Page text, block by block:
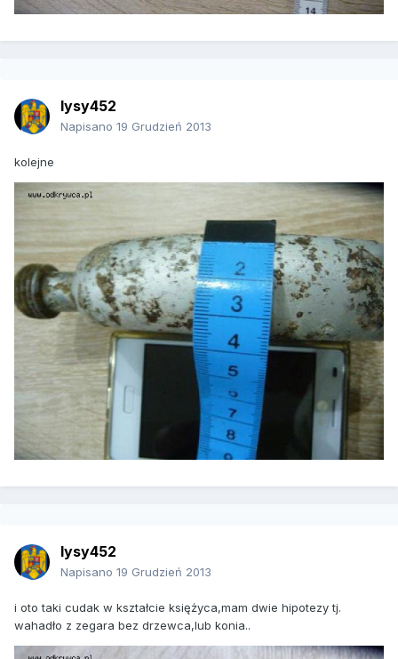
lysy452
Napisano 19 Grudzień 2013
kolejne
lysy452
Napisano 19 Grudzień 2013
i oto taki cudak w kształcie księżyca,mam dwie hipotezy tj.
wahadło z zegara bez drzewca,lub konia..